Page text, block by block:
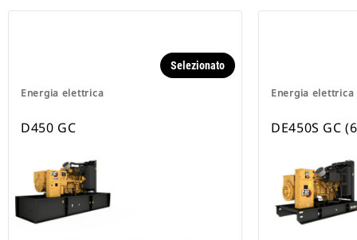
Energia elettrica
Selezionato
D450 GC
Energia elettrica
DE450S GC